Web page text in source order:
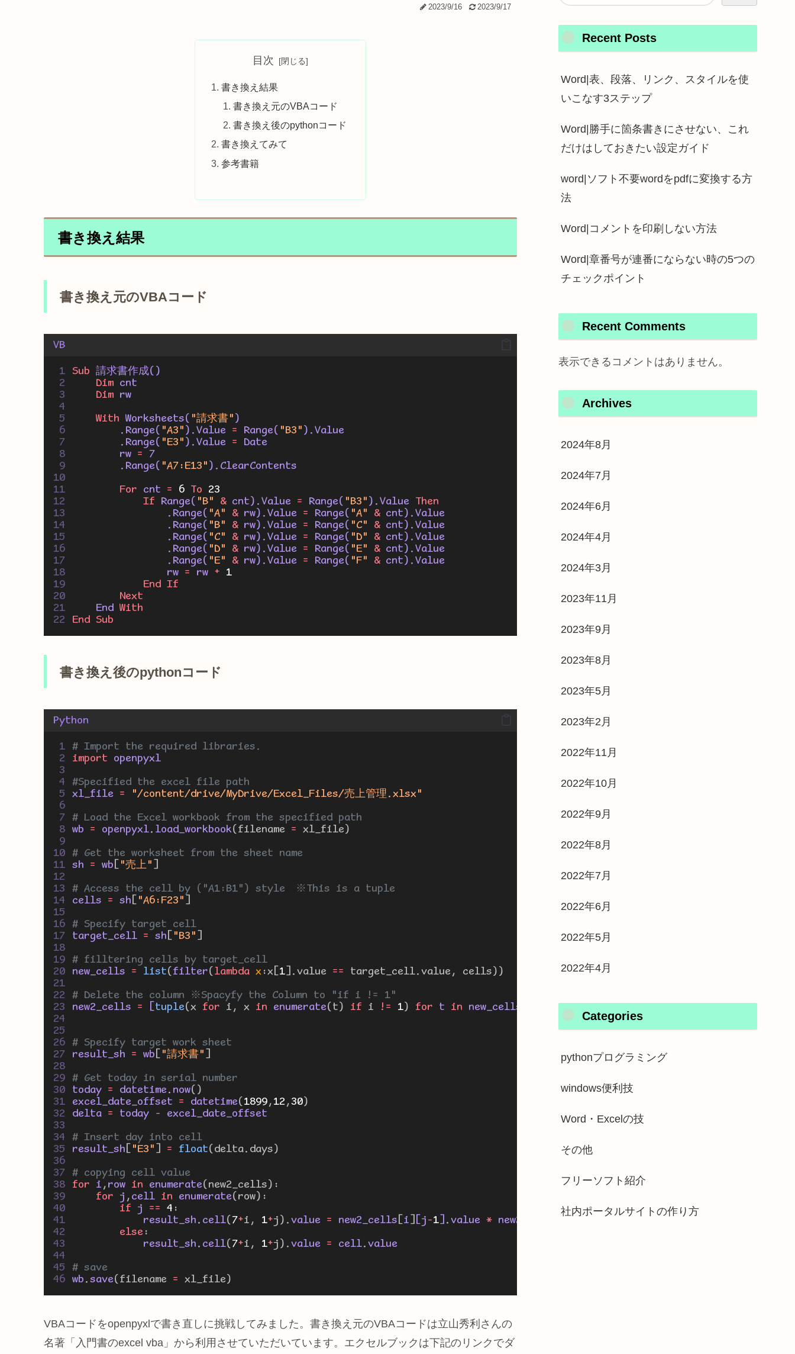
2023/9/16 2023/9/17
目次
書き換え結果
書き換え元のVBAコード
書き換え後のpythonコード
書き換えてみて
参考書籍
書き換え結果
書き換え元のVBAコード
VB
Sub 請求書作成()
Dim cnt
Dim rw
With Worksheets( "請求書" )
        .Range(
"A3" ).Value = Range( "B3" ).Value
        .Range(
"E3" ).Value = Date
        rw
= 7
        .Range(
"A7:E13" ).ClearContents
For cnt = 6 To 23
If Range( "B" & cnt).Value = Range( "B3" ).Value Then
                .Range(
"A" & rw).Value = Range( "A" & cnt).Value
                .Range(
"B" & rw).Value = Range( "C" & cnt).Value
                .Range(
"C" & rw).Value = Range( "D" & cnt).Value
                .Range(
"D" & rw).Value = Range( "E" & cnt).Value
                .Range(
"E" & rw).Value = Range( "F" & cnt).Value
                rw
= rw + 1
End If
Next
    End
With
End Sub
書き換え後のpythonコード
Python
# Import the required libraries.
import openpyxl
#Specified the excel file path
xl_file =
"/content/drive/MyDrive/Excel_Files/売上管理.xlsx"
# Load the Excel workbook from the specified path
wb = openpyxl. load_workbook(filename = xl_file)
# Get the worksheet from the sheet name
sh = wb [ "売上" ]
# Access the cell by ("A1:B1") style　※This is a tuple
cells = sh [ "A6:F23" ]
# Specify target cell
target_cell = sh [ "B3" ]
# filltering cells by target_cell
new_cells = list( filter( lambda x:x[1].value == target_cell.value, cells))
# Delete the column ※Spacyfy the Column to "if i != 1"
new2_cells = [tuple(x for i, x in enumerate(t) if i != 1) for t in new_cells]
# Specify target work sheet
result_sh = wb [ "請求書" ]
# Get today in serial number
today = datetime. now()
excel_date_offset = datetime( 1899, 12,30)
delta = today - excel_date_offset
# Insert day into cell
result_sh [ "E3" ] = float(delta.days)
# copying cell value
for i , row in enumerate(new2_cells):
for j , cell in enumerate(row):
if j == 4 :
            result_sh
. cell( 7+i, 1+j). value = new2_cells [i] [j -1] . value * new2_cells [i [j .
value
else:
            result_sh
. cell( 7+i, 1+j). value = cell. value
# save
wb . save(filename = xl_file)
VBAコードをopenpyxlで書き直しに挑戦してみました。書き換え元のVBAコードは立山秀利さんの
名著「入門書のexcel vba」から利用させていただいています。エクセルブックは下記のリンクでダ
Recent Posts
Word|表、段落、リンク、スタイルを使
いこなす3ステップ
Word|勝手に箇条書きにさせない、これ
だけはしておきたい設定ガイド
word|ソフト不要wordをpdfに変換する方
法
Word|コメントを印刷しない方法
Word|章番号が連番にならない時の5つの
チェックポイント
Recent Comments
表示できるコメントはありません。
Archives
2024年8月
2024年7月
2024年6月
2024年4月
2024年3月
2023年11月
2023年9月
2023年8月
2023年5月
2023年2月
2022年11月
2022年10月
2022年9月
2022年8月
2022年7月
2022年6月
2022年5月
2022年4月
Categories
pythonプログラミング
windows便利技
Word・Excelの技
その他
フリーソフト紹介
社内ポータルサイトの作り方